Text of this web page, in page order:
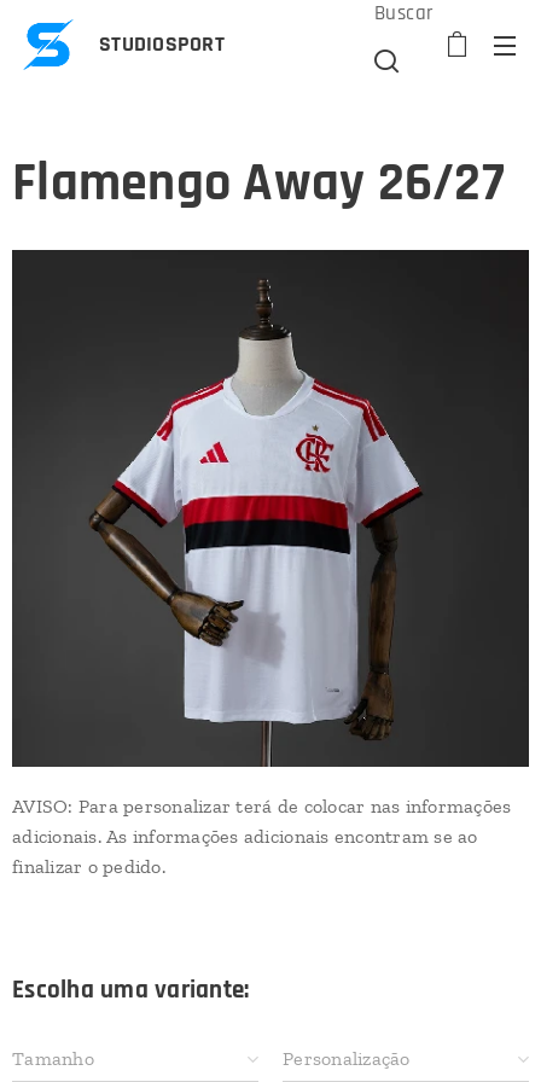
STUDIOSPORT
Buscar
Flamengo Away 26/27
AVISO: Para personalizar terá de colocar nas informações
adicionais. As informações adicionais encontram se ao
finalizar o pedido.
Escolha uma variante:
Tamanho Personalização